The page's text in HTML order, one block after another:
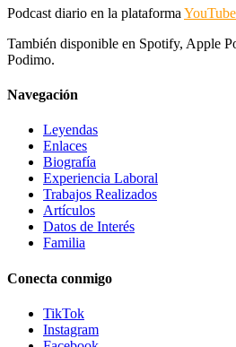
Podcast diario en la plataforma YouTube
También disponible en Spotify, Apple
Podimo.
Navegación
Leyendas
Enlaces
Biografía
Experiencia Laboral
Trabajos Realizados
Artículos
Datos de Interés
Familia
Conecta conmigo
TikTok
Instagram